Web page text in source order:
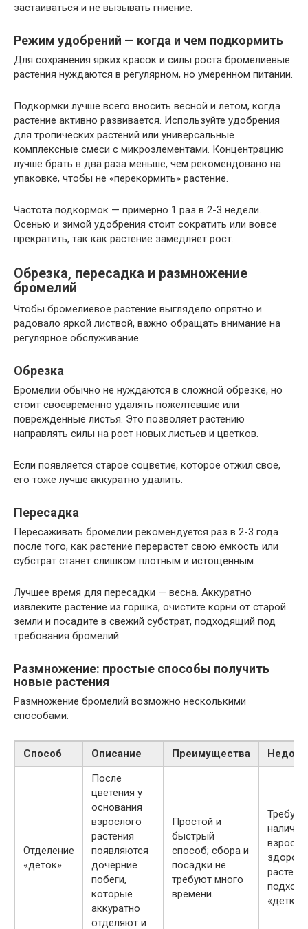
застаиваться и не вызывать гниение.
Режим удобрений — когда и чем подкормить
Для сохранения ярких красок и силы роста бромелиевые
растения нуждаются в регулярном, но умеренном питании.
Подкормки лучше всего вносить весной и летом, когда
растение активно развивается. Используйте удобрения
для тропических растений или универсальные
комплексные смеси с микроэлементами. Концентрацию
лучше брать в два раза меньше, чем рекомендовано на
упаковке, чтобы не «перекормить» растение.
Частота подкормок — примерно 1 раз в 2-3 недели.
Осенью и зимой удобрения стоит сократить или вовсе
прекратить, так как растение замедляет рост.
Обрезка, пересадка и размножение
бромелий
Чтобы бромелиевое растение выглядело опрятно и
радовало яркой листвой, важно обращать внимание на
регулярное обслуживание.
Обрезка
Бромелии обычно не нуждаются в сложной обрезке, но
стоит своевременно удалять пожелтевшие или
поврежденные листья. Это позволяет растению
направлять силы на рост новых листьев и цветков.
Если появляется старое соцветие, которое отжил свое,
его тоже лучше аккуратно удалить.
Пересадка
Пересаживать бромелии рекомендуется раз в 2-3 года
после того, как растение перерастет свою емкость или
субстрат станет слишком плотным и истощенным.
Лучшее время для пересадки — весна. Аккуратно
извлеките растение из горшка, очистите корни от старой
земли и посадите в свежий субстрат, подходящий под
требования бромелий.
Размножение: простые способы получить
новые растения
Размножение бромелий возможно несколькими
способами:
Способ Описание Преимущества
Отделение
«деток»
После
цветения у
основания
взрослого
растения
появляются
дочерние
побеги,
которые
аккуратно
отделяют и
Простой и
быстрый
способ; сбора и
посадки не
требуют много
времени.
Требует
наличия